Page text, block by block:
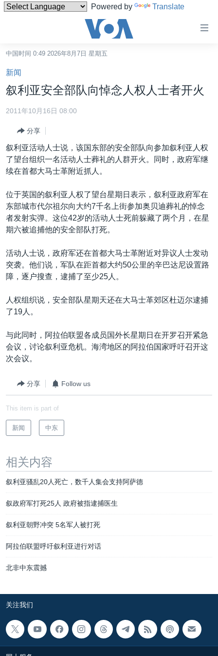
Powered by Translate
碍
链
接
跳
转
跳
转
转
检
港澳
国际
最新国际新闻
中东
欧洲
美洲
全球议题
分类新闻
人权·法律·宗教
科教·文娱·体健
劳工
环境
热点专题
白宫要闻
美中关系
美国建国250周年
美国之音专访
台海两岸关系
南中国海争端
关注西藏
关注新疆
VOA视频
中文广播
其他语言网站
中国时间 0:49 2026年8月7日 星期五
新闻
叙利亚安全部队向悼念人权人士者开火
2011年10月16日 08:00
分享
叙利亚活动人士说，该国东部的安全部队向参加叙利亚人权
了望台组织一名活动人士葬礼的人群开火。同时，政府军继
续在首都大马士革附近抓人。
位于英国的叙利亚人权了望台星期日表示，叙利亚政府军在
东部城市代尔祖尔向大约7千名上街参加奥贝迪葬礼的悼念
者发射实弹。这位42岁的活动人士死前躲藏了两个月，在星
期六被追捕他的安全部队打死。
活动人士说，政府军还在首都大马士革附近对异议人士发动
突袭。他们说，军队在距首都大约50公里的辛巴达尼设置路
障，逐户搜查，逮捕了至少25人。
人权组织说，安全部队星期天还在大马士革郊区杜迈尔逮捕
了19人。
与此同时，阿拉伯联盟各成员国外长星期日在开罗召开紧急
会议，讨论叙利亚危机。海湾地区的阿拉伯国家呼吁召开这
次会议。
分享 Follow us
This item is part of
新闻 中东
相关内容
叙利亚骚乱20人死亡，数千人集会支持阿萨德
叙政府军打死25人 政府被指逮捕医生
叙利亚朝野冲突 5名军人被打死
阿拉伯联盟呼吁叙利亚进行对话
北非中东震撼
关注我们